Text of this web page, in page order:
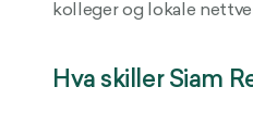
kolleger og lokale
Hva skiller Siam